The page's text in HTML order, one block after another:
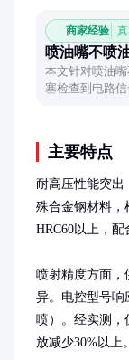
商家经验
喷油嘴不喷
本文针对喷油
塞检查到电路
主要特点
耐高压性能突出
殊合金钢材料，
HRC60以上，配
喷射精度方面，
异。电控型号响
喷）。经实测，
放减少30%以上。